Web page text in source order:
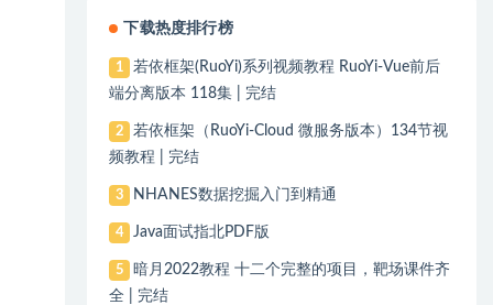
下载热度排行榜
1
若依框架(RuoYi)系列视频教程 RuoYi-Vue前后
端分离版本 118集 | 完结
2
若依框架（RuoYi-Cloud 微服务版本）134节视
频教程 | 完结
3 NHANES数据挖掘入门到精通
4 Java面试指北PDF版
5
暗月2022教程 十二个完整的项目，靶场课件齐
全 | 完结